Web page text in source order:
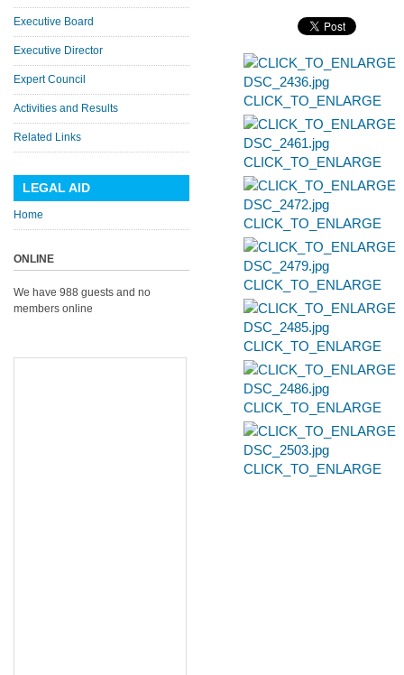
CLICK_TO_ENLARGE
CLICK_TO_ENLARGE
CLICK_TO_ENLARGE
CLICK_TO_ENLARGE
CLICK_TO_ENLARGE
CLICK_TO_ENLARGE
CLICK_TO_ENLARGE
Executive Board
Executive Director
Expert Council
Activities and Results
Related Links
LEGAL AID
Home
ONLINE
We have 988 guests and no
members online